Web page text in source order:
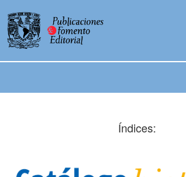
Índices: